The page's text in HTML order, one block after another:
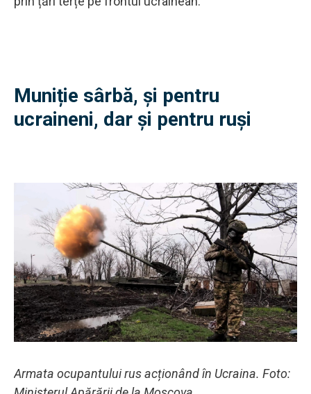
Muniție sârbă, și pentru
ucraineni, dar și pentru ruși
Armata ocupantului rus acționând în Ucraina. Foto: